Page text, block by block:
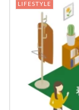
LIFESTYLE